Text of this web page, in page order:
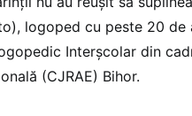
logoped cu peste 20 de
Interșcolar din
(CJRAE) Bihor.